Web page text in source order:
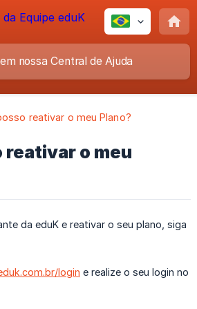
reativar o meu Plano?
reativar o meu
da eduK e reativar o seu plano, siga
login e realize o seu login no